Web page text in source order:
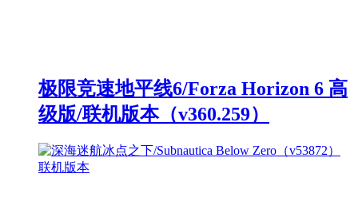
极限竞速地平线6/Forza Horizon 6 高
级版/联机版本（v360.259）